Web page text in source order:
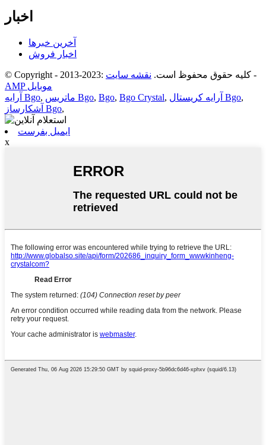
اخبار
آخرین خبرها
اخبار فروش
© Copyright - 2013-2023: کلیه حقوق محفوظ است. نقشه سایت
-
AMP موبایل
آرایه Bgo, ماتریس Bgo, Bgo, Bgo Crystal, آرایه کریستال Bgo,
آشکارساز Bgo,
ایمیل بفرست
x